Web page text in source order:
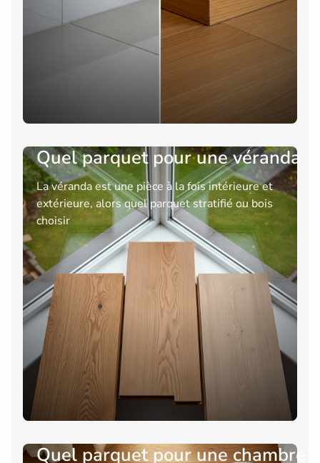
Quel parquet pour une véranda
La véranda est une pièce à la fois intérieure et
extérieure, alors quel parquet stratifié ou bois
choisir
Quel parquet pour une chambre